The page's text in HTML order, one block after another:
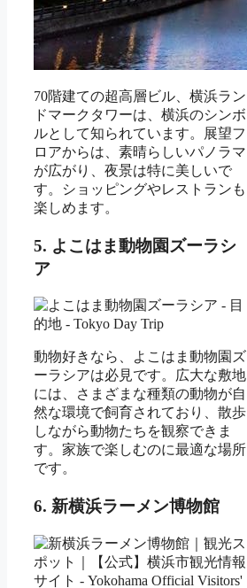
70階建ての超高層ビル、横浜ラン
ドマークタワーは、横浜のシンボ
ルとして知られています。展望フ
ロアからは、素晴らしいパノラマ
が広がり、夜景は特に美しいで
す。ショッピングやレストランも
楽しめます。
5. よこはま動物園ズーラシ
ア
動物好きなら、よこはま動物園ズ
ーラシアは必見です。広大な敷地
には、さまざまな種類の動物が自
然な環境で飼育されており、散歩
しながら動物たちを観察できま
す。家族で楽しむのに最適な場所
です。
6. 新横浜ラーメン博物館